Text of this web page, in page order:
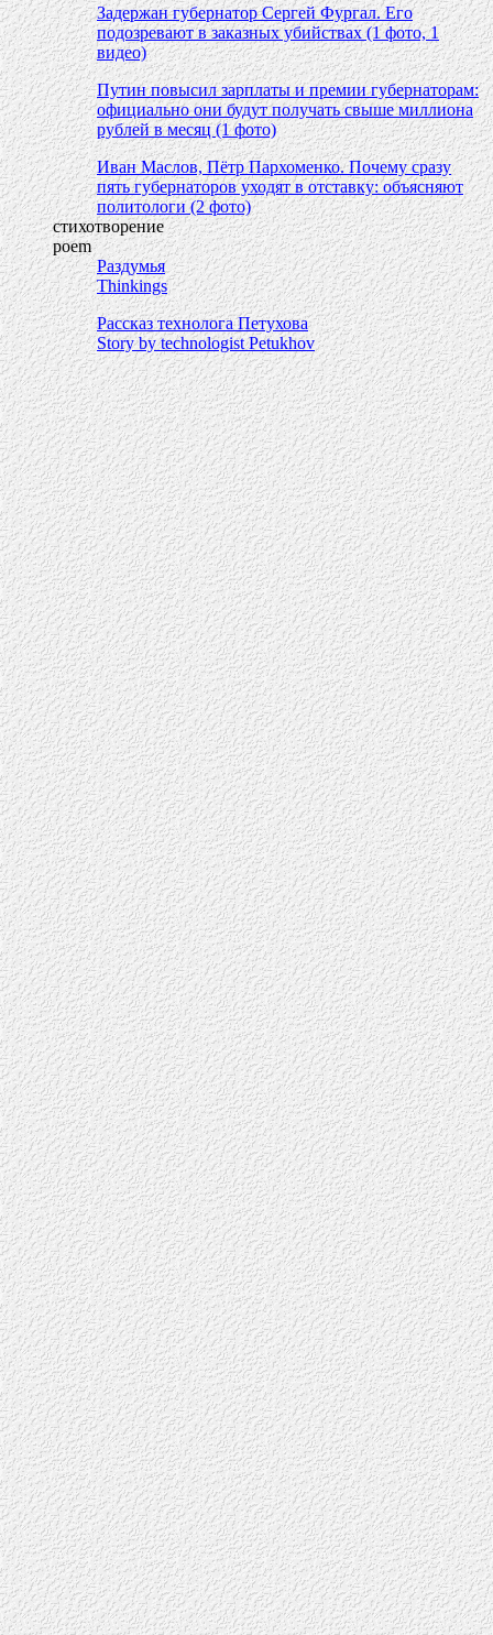
Задержан губернатор Сергей Фургал. Его
подозревают в заказных убийствах (1 фото, 1
видео)
Путин повысил зарплаты и премии губернаторам:
официально они будут получать свыше миллиона
рублей в месяц (1 фото)
Иван Маслов, Пётр Пархоменко. Почему сразу
пять губернаторов уходят в отставку: объясняют
политологи (2 фото)
стихотворение
poem
Раздумья
Thinkings
Рассказ технолога Петухова
Story by technologist Petukhov